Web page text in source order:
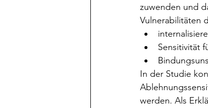
zuwenden und
Vulnerabilitäten
Sensitivität
In der Studie
werden. Als